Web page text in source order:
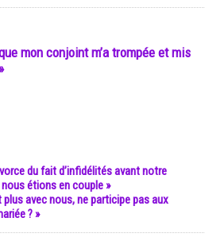
mon conjoint m’a trompée et mis
du fait d’infidélités avant notre
étions en couple »
plus avec nous, ne participe pas aux
? »